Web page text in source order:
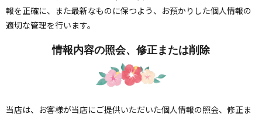
報を正確に、また最新なものに保つよう、お預かりした個人情報の
適切な管理を行います。
情報内容の照会、修正または削除
当店は、お客様が当店にご提供いただいた個人情報の照会、修正ま